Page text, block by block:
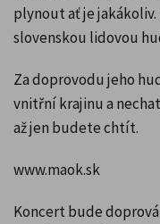
plynout ať je
slovenskou lidovou
Za doprovodu jeho
vnitřní krajinu a
až jen budete chtít.
www.maok.sk
Koncert bude